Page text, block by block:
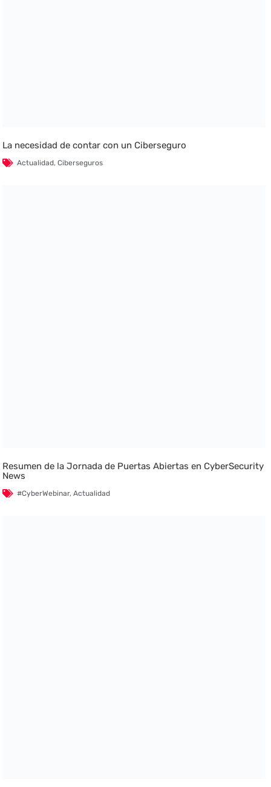
La necesidad de contar con un Ciberseguro
Actualidad,Ciberseguros
Resumen de la Jornada de Puertas Abiertas en CyberSecurity
News
#CyberWebinar,Actualidad